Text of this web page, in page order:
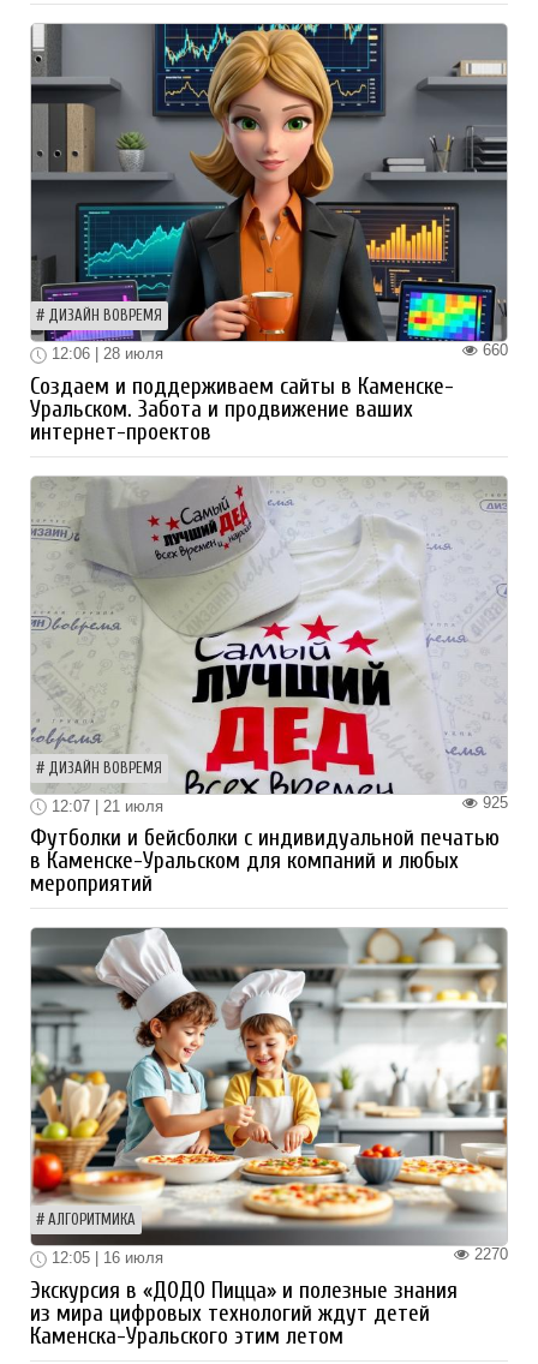
ДИЗАЙН ВОВРЕМЯ
660
12:06 | 28 июля
Создаем и поддерживаем сайты в Каменске-
Уральском. Забота и продвижение ваших
интернет-проектов
ДИЗАЙН ВОВРЕМЯ
925
12:07 | 21 июля
Футболки и бейсболки с индивидуальной печатью
в Каменске-Уральском для компаний и любых
мероприятий
АЛГОРИТМИКА
2270
12:05 | 16 июля
Экскурсия в «ДОДО Пицца» и полезные знания
из мира цифровых технологий ждут детей
Каменска-Уральского этим летом